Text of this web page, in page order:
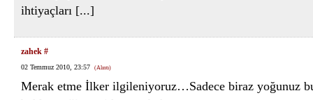
ihtiyaçları [...]
zahek #
02 Temmuz 2010, 23:57 (Alıntı)
Merak etme İlker ilgileniyoruz…Sadece biraz yoğunuz